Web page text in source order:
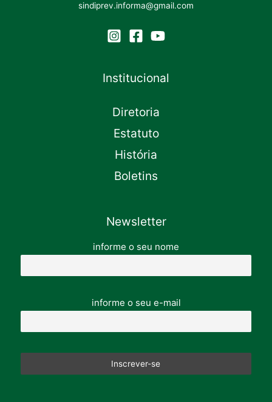
sindiprev.informa@gmail.com
Institucional
Diretoria
Estatuto
História
Boletins
Newsletter
informe o seu nome
informe o seu e-mail